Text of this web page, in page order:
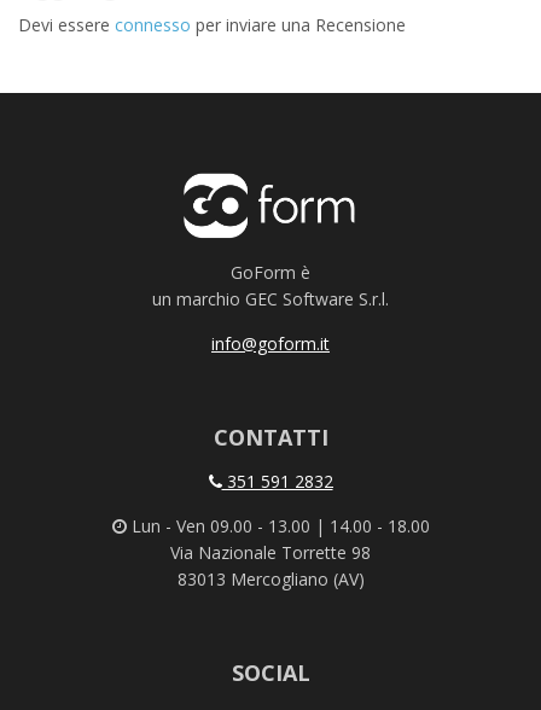
Devi essere connesso per inviare una Recensione
GoForm è
un marchio GEC Software S.r.l.
info@goform.it
CONTATTI
351 591 2832
Lun - Ven 09.00 - 13.00 | 14.00 - 18.00
Via Nazionale Torrette 98
83013 Mercogliano (AV)
SOCIAL